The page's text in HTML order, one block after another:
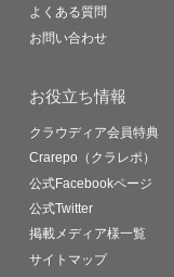
よくある質問
お問い合わせ
お役立ち情報
クラウディア会員特典
Crarepo（クラレポ）
公式Facebookページ
公式Twitter
掲載メディア様一覧
サイトマップ